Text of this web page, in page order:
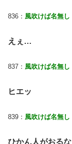
836： 風吹けば名無し
えぇ…
837： 風吹けば名無し
ヒエッ
839： 風吹けば名無し
ひかん人がおるな